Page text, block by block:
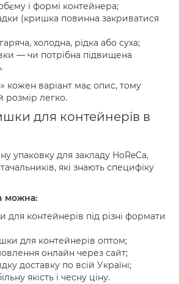
обєму і формі контейнера;
(кришка повинна закриватися
холодна, рідка або суха;
— чи потрібна підвищена
кожен варіант має опис, тому
розмір легко.
для контейнерів в
упаковку для закладу HoReCa,
які знають специфіку
можна:
для контейнерів під різні формати
для контейнерів оптом;
онлайн через сайт;
доставку по всій Україні;
якість і чесну ціну.